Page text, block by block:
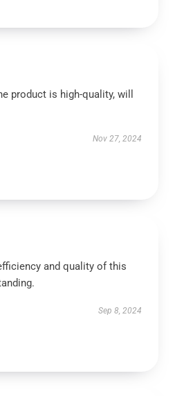
product is high-quality, will
Nov 27, 2024
and quality of this
Sep 8, 2024